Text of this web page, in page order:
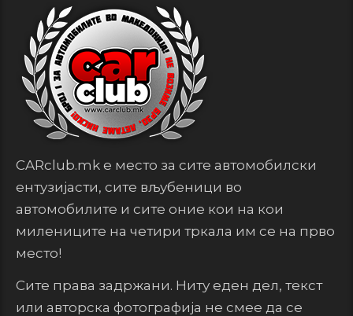
CARclub.mk е место за сите автомобилски
ентузијасти, сите вљубеници во
автомобилите и сите оние кои на кои
милениците на четири тркала им се на прво
место!
Сите права задржани. Ниту еден дел, текст
или авторска фотографија не смее да се